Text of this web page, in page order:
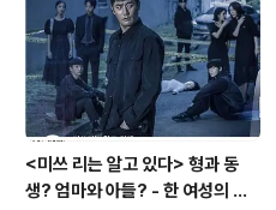
<미쓰 리는 알고 있다> 형과 동
생? 엄마와 아들? - 한 여성의 죽